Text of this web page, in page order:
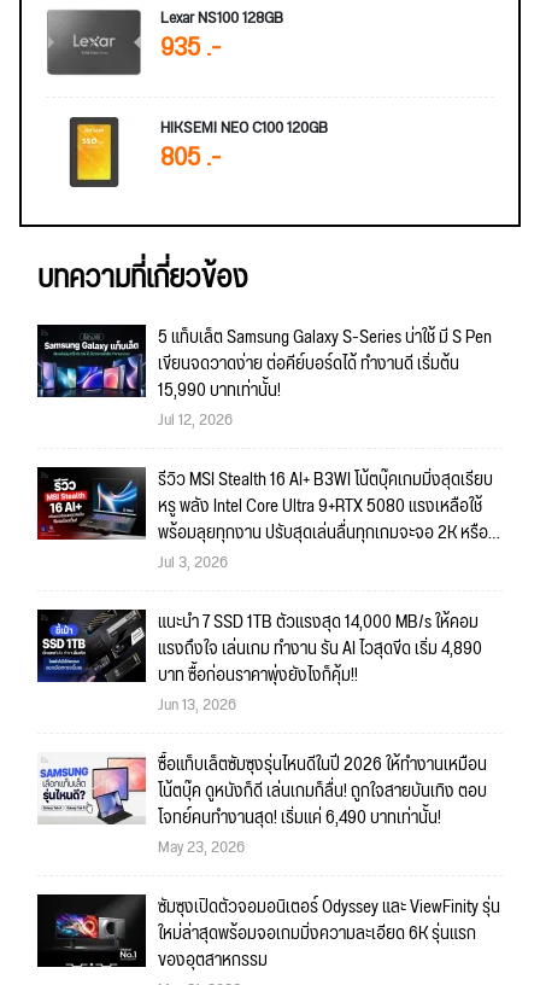
Lexar NS100 128GB
935 .-
HIKSEMI NEO C100 120GB
805 .-
บทความที่เกี่ยวข้อง
5 แท็บเล็ต Samsung Galaxy S-Series น่าใช้ มี S Pen
เขียนจดวาดง่าย ต่อคีย์บอร์ดได้ ทำงานดี เริ่มต้น
15,990 บาทเท่านั้น!
Jul 12, 2026
รีวิว MSI Stealth 16 AI+ B3WI โน้ตบุ๊คเกมมิ่งสุดเรียบ
หรู พลัง Intel Core Ultra 9+RTX 5080 แรงเหลือใช้
พร้อมลุยทุกงาน ปรับสุดเล่นลื่นทุกเกมจะจอ 2K หรือ
4K ก็สบายมาก!!
Jul 3, 2026
แนะนำ 7 SSD 1TB ตัวแรงสุด 14,000 MB/s ให้คอม
แรงถึงใจ เล่นเกม ทำงาน รัน AI ไวสุดขีด เริ่ม 4,890
บาท ซื้อก่อนราคาพุ่งยังไงก็คุ้ม!!
Jun 13, 2026
ซื้อแท็บเล็ตซัมซุงรุ่นไหนดีในปี 2026 ให้ทำงานเหมือน
โน้ตบุ๊ค ดูหนังก็ดี เล่นเกมก็ลื่น! ถูกใจสายบันเทิง ตอบ
โจทย์คนทำงานสุด! เริ่มแค่ 6,490 บาทเท่านั้น!
May 23, 2026
ซัมซุงเปิดตัวจอมอนิเตอร์ Odyssey และ ViewFinity รุ่น
ใหม่ล่าสุดพร้อมจอเกมมิ่งความละเอียด 6K รุ่นแรก
ของอุตสาหกรรม